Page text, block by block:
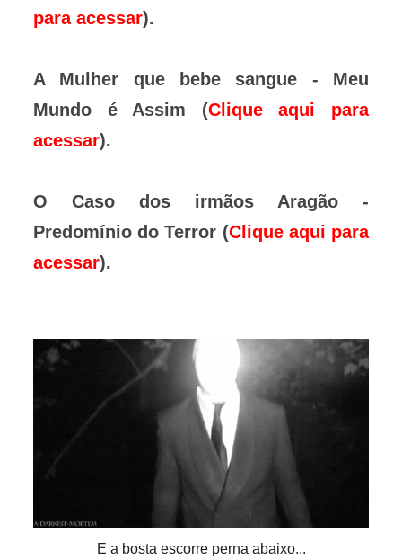
para acessar).
A Mulher que bebe sangue - Meu
Mundo é Assim (Clique aqui para
acessar).
O Caso dos irmãos Aragão -
Predomínio do Terror (Clique aqui para
acessar).
E a bosta escorre perna abaixo...